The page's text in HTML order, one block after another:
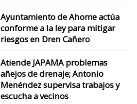
Ayuntamiento de Ahome actúa
conforme a la ley para mitigar
riesgos en Dren Cañero
Atiende JAPAMA problemas
añejos de drenaje; Antonio
Menéndez supervisa trabajos y
escucha a vecinos